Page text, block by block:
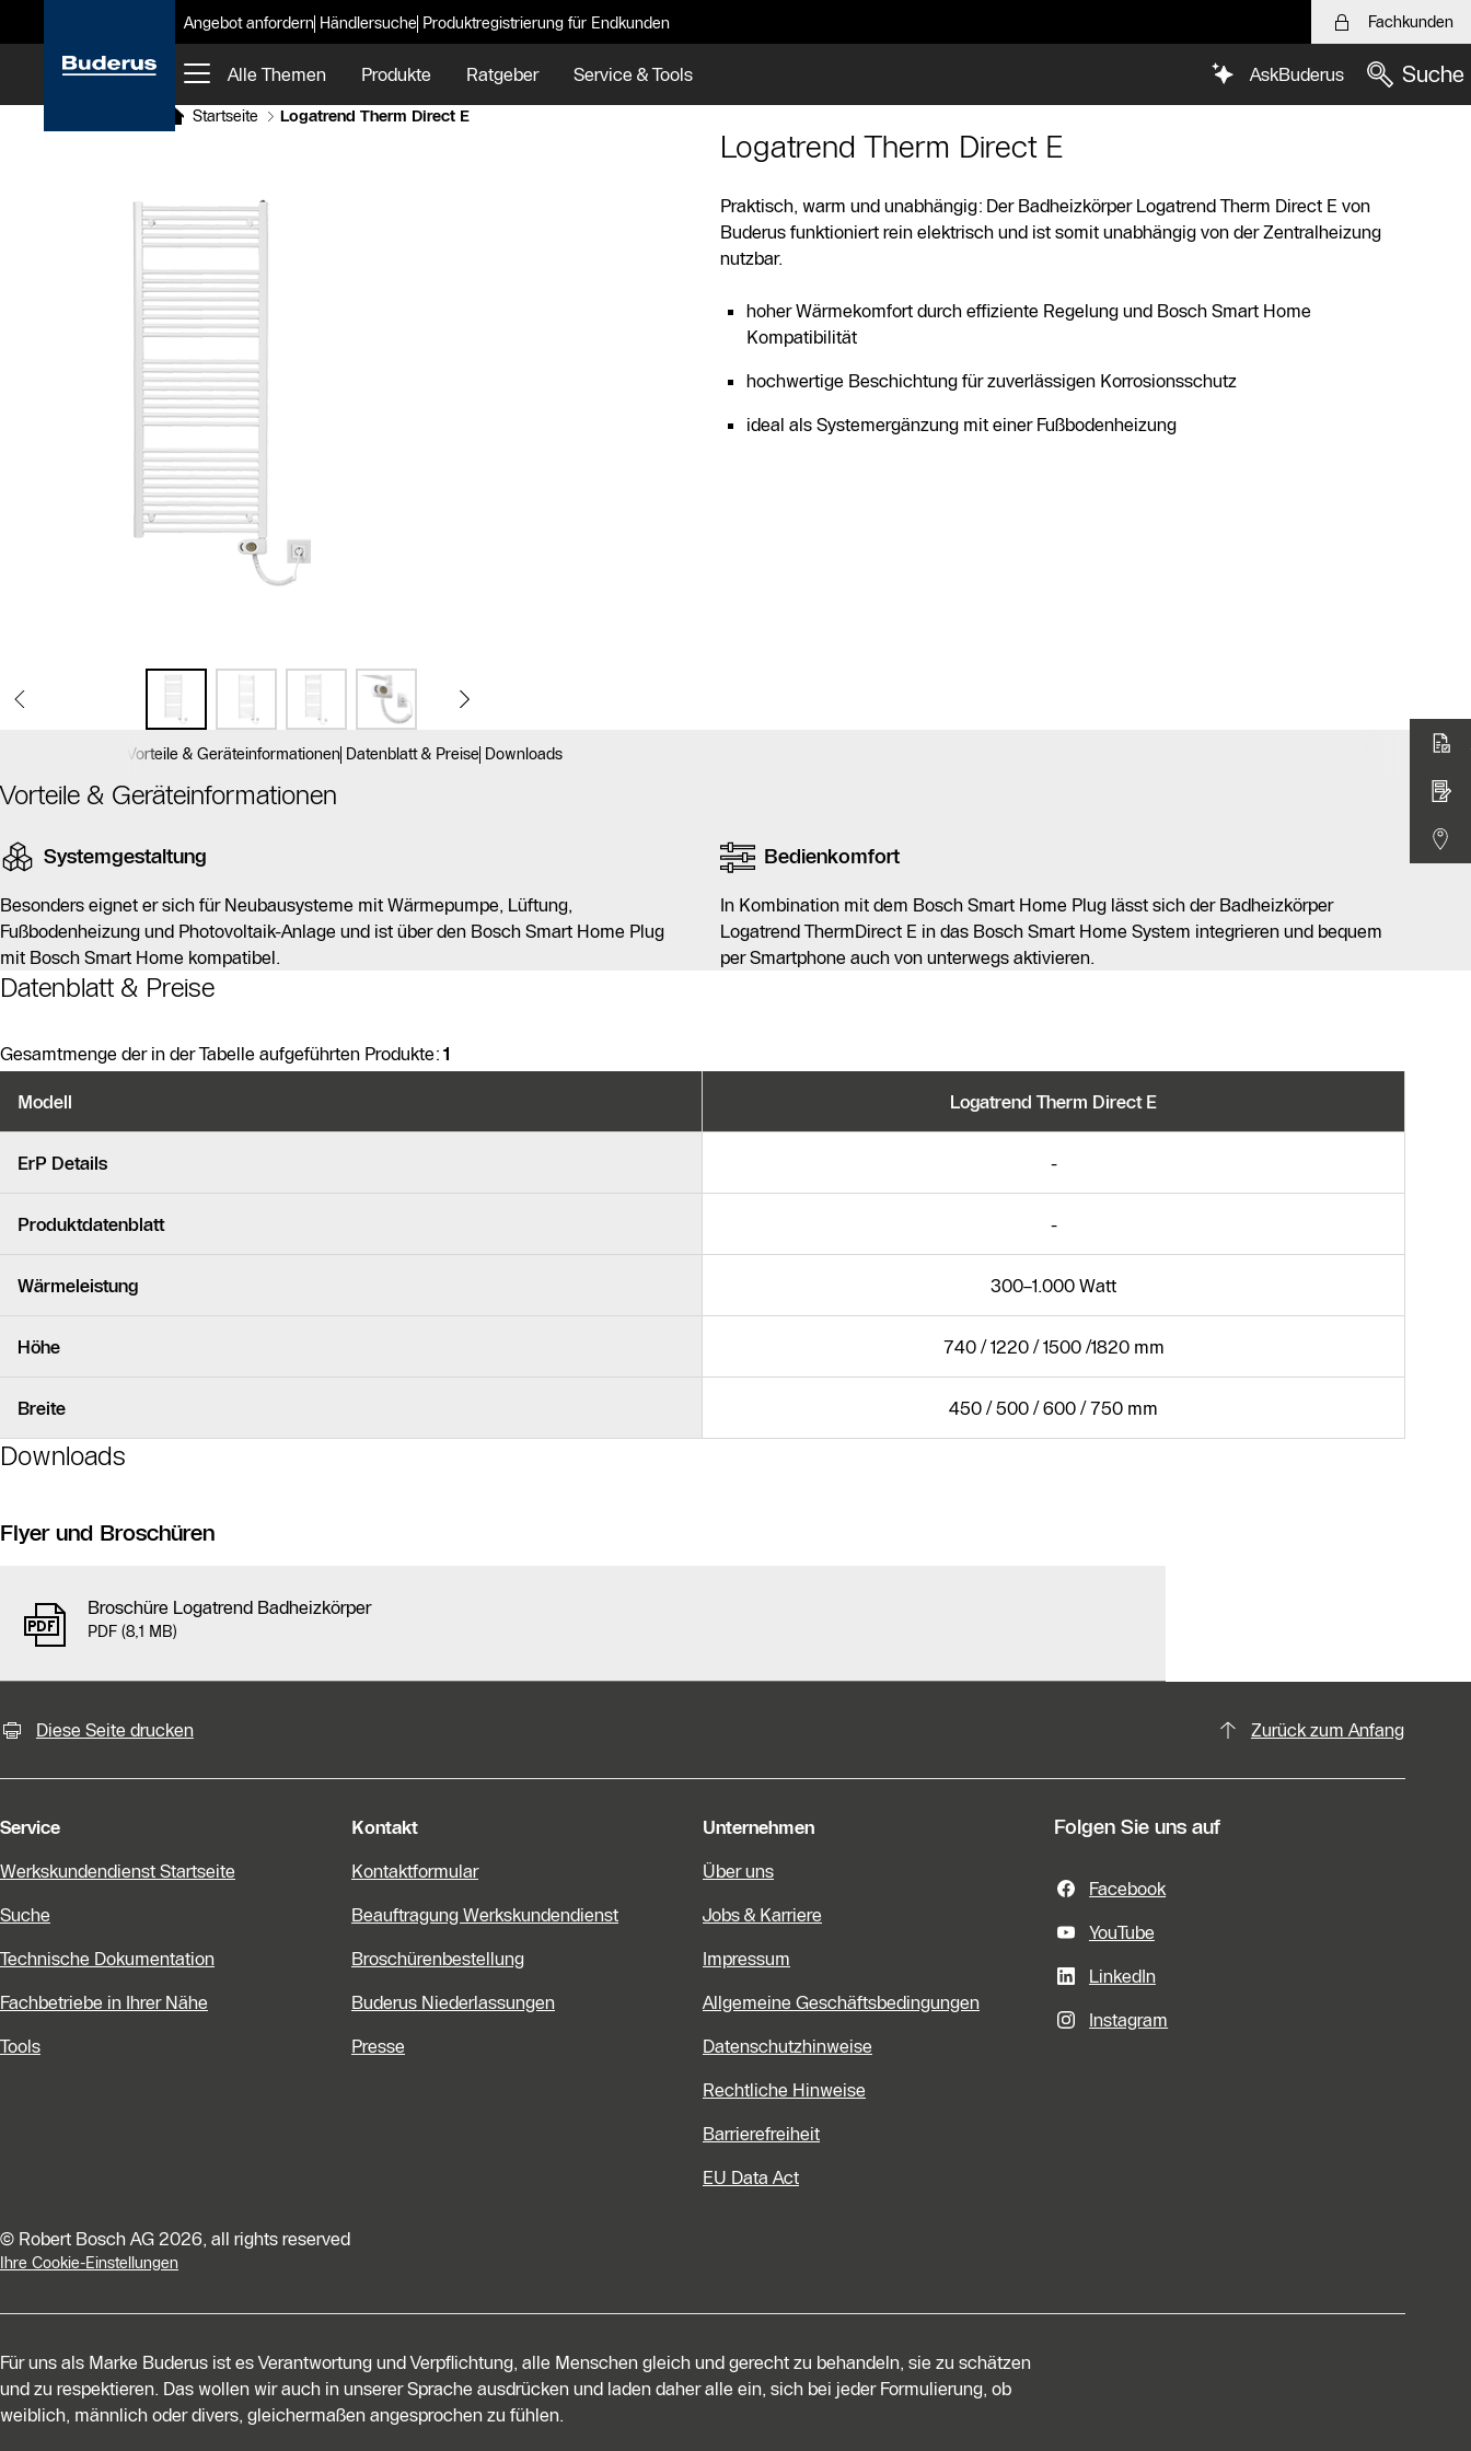
Angebot anfordern Händlersuche Produktregistrierung für Endkunden Fachkunden
Alle Themen Produkte Ratgeber Service & Tools AskBuderus Suche
Startseite Logatrend Therm Direct E
Als Liste anzeigen
Logatrend Therm Direct E
Praktisch, warm und unabhängig: Der Badheizkörper Logatrend Therm Direct E von
Buderus funktioniert rein elektrisch und ist somit unabhängig von der Zentralheizung
nutzbar.
hoher Wärmekomfort durch effiziente Regelung und Bosch Smart Home
Kompatibilität
hochwertige Beschichtung für zuverlässigen Korrosionsschutz
ideal als Systemergänzung mit einer Fußbodenheizung
Vorteile & Geräteinformationen Datenblatt & Preise Downloads
Vorteile & Geräteinformationen
Systemgestaltung
Besonders eignet er sich für Neubausysteme mit Wärmepumpe, Lüftung,
Fußbodenheizung und Photovoltaik-Anlage und ist über den Bosch Smart Home Plug
mit Bosch Smart Home kompatibel.
Bedienkomfort
In Kombination mit dem Bosch Smart Home Plug lässt sich der Badheizkörper
Logatrend ThermDirect E in das Bosch Smart Home System integrieren und bequem
per Smartphone auch von unterwegs aktivieren.
Datenblatt & Preise
Gesamtmenge der in der Tabelle aufgeführten Produkte: 1
Modell Logatrend Therm Direct E
ErP Details -
Produktdatenblatt -
Wärmeleistung 300–1.000 Watt
Höhe 740 / 1220 / 1500 /1820 mm
Breite 450 / 500 / 600 / 750 mm
Downloads
Flyer und Broschüren
Broschüre Logatrend Badheizkörper
PDF (8,1 MB)
Slider Bildergalerie
Slider Überspringen
Diese Seite drucken Zurück zum Anfang
Service
Werkskundendienst Startseite
Suche
Technische Dokumentation
Fachbetriebe in Ihrer Nähe
Tools
Kontakt
Kontaktformular
Beauftragung Werkskundendienst
Broschürenbestellung
Buderus Niederlassungen
Presse
Unternehmen
Über uns
Jobs & Karriere
Impressum
Allgemeine Geschäftsbedingungen
Datenschutzhinweise
Rechtliche Hinweise
Barrierefreiheit
EU Data Act
Folgen Sie uns auf
Facebook
YouTube
LinkedIn
Instagram
© Robert Bosch AG 2026, all rights reserved
Ihre Cookie-Einstellungen
Für uns als Marke Buderus ist es Verantwortung und Verpflichtung, alle Menschen gleich und gerecht zu behandeln, sie zu schätzen
und zu respektieren. Das wollen wir auch in unserer Sprache ausdrücken und laden daher alle ein, sich bei jeder Formulierung, ob
weiblich, männlich oder divers, gleichermaßen angesprochen zu fühlen.